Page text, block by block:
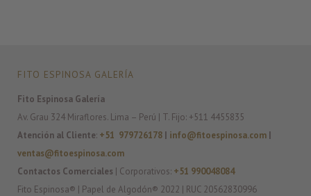
FITO ESPINOSA GALERÍA
Fito Espinosa Galería
Av. Grau 324 Miraflores. Lima – Perú | T. Fijo: +511 4455835
Atención al Cliente: +51 979726178 | info@fitoespinosa.com |
ventas@fitoespinosa.com
Contactos Comerciales | Corporativos: +51 990048084
Fito Espinosa® | Papel de Algodón® 2022 | RUC 20562830996